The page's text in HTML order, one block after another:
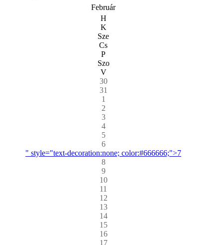
Február
H
K
Sze
Cs
P
Szo
V
30
31
1
2
3
4
5
6
" style="text-decoration:none; color:#666666;">7
8
9
10
11
12
13
14
15
16
17